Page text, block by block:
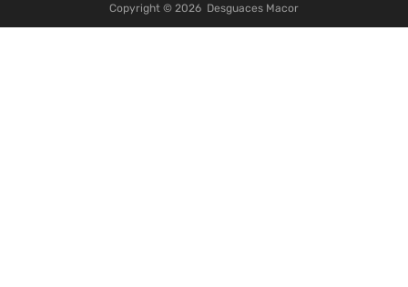
Copyright © 2026 Desguaces Macor